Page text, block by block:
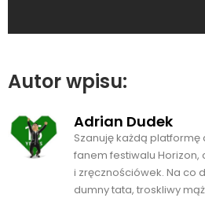
Autor wpisu:
Adrian Dudek
Szanuję każdą
fanem festiwalu
i zręcznościówek. Na co
dumny tata, troskliwy